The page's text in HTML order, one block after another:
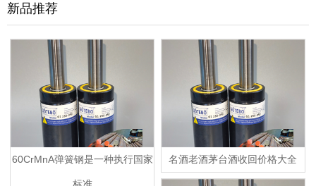
新品推荐
60CrMnA弹簧钢是一种执行国家
标准
名酒老酒茅台酒收回价格大全